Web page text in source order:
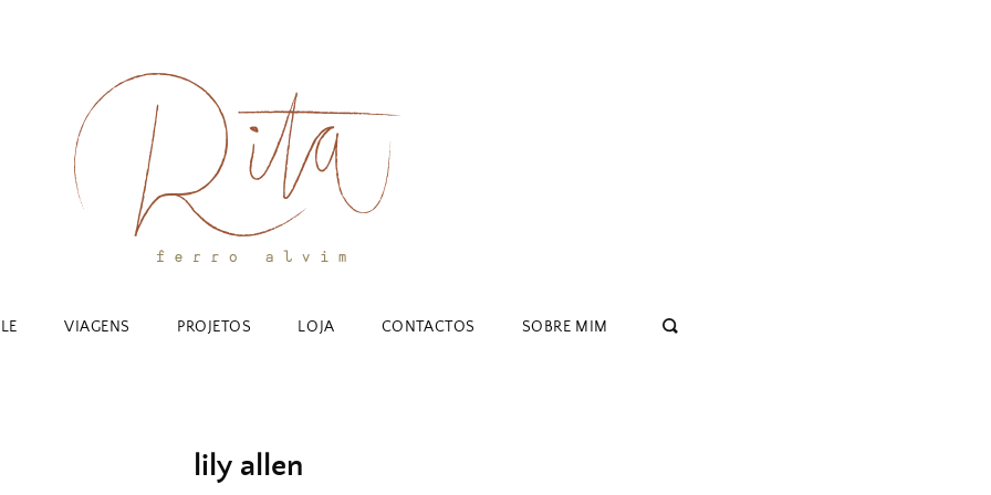
VIAGENS PROJETOS LOJA CONTACTOS SOBRE MIM
lily allen